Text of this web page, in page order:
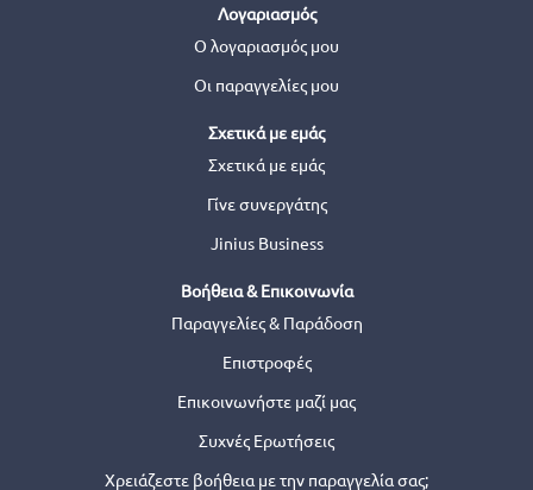
Λογαριασμός
Ο λογαριασμός μου
Οι παραγγελίες μου
Σχετικά με εμάς
Σχετικά με εμάς
Γίνε συνεργάτης
Jinius Business
Βοήθεια & Επικοινωνία
Παραγγελίες & Παράδοση
Επιστροφές
Επικοινωνήστε μαζί μας
Συχνές Ερωτήσεις
Χρειάζεστε βοήθεια με την παραγγελία σας;